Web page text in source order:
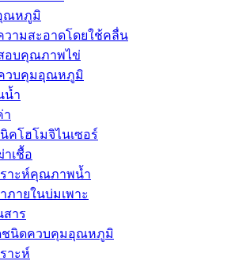
ณหภูมิ
วามสะอาดโดยใช้คลื่น
อบคุณภาพไข่
วบคุมอุณหภูมิ
น้ำ
า
คโฮโมจิไนเซอร์
าเชื้อ
ราะห์คุณภาพน้ำ
ภายในบ่มเพาะ
สาร
ชนิดควบคุมอุณหภูมิ
าะห์